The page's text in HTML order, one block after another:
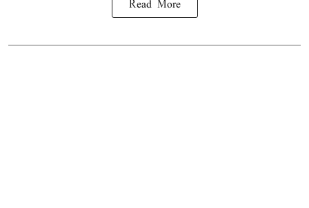
Read More